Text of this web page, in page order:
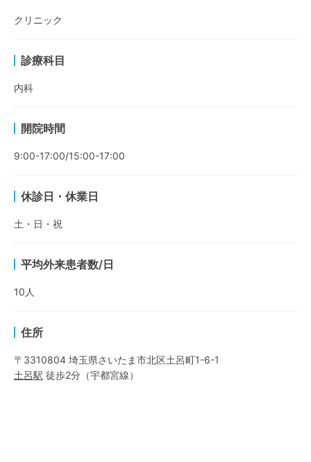
クリニック
診療科目
内科
開院時間
9:00-17:00/15:00-17:00
休診日・休業日
土・日・祝
平均外来患者数/日
10 人
住所
〒3310804 埼玉県さいたま市北区土呂町1-6-1
土呂駅 徒歩2分 （宇都宮線）